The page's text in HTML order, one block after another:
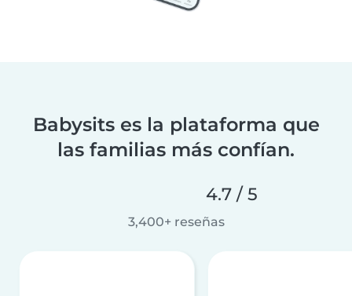
Babysits es la plataforma que
las familias más confían.
4.7 / 5
3,400+ reseñas